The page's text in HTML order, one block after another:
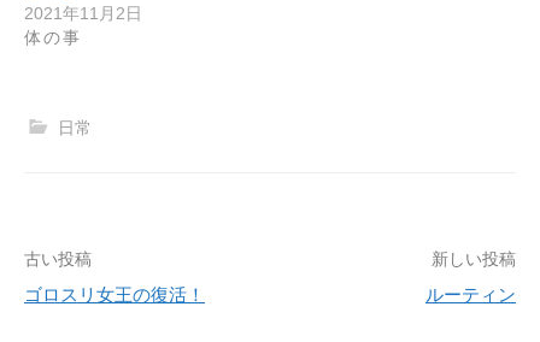
2021年11月2日
体の事
日常
投
稿
古い投稿
ゴロスリ女王の復活！
新しい投稿
ルーティン